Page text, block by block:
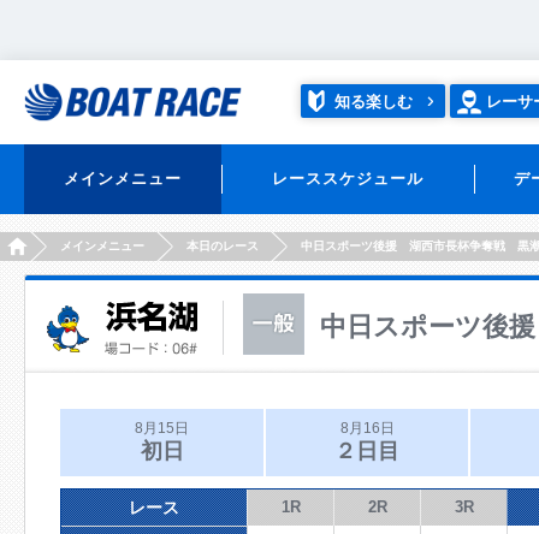
知る楽しむ レーサ
メインメニュー レーススケジュール デ
HOMEメインメニュー 本日のレース 中日スポーツ後援 湖西市長杯争奪戦 黒
中日スポーツ後
8月15日
初日
8月16日
２日目
レース 1R 2R 3R